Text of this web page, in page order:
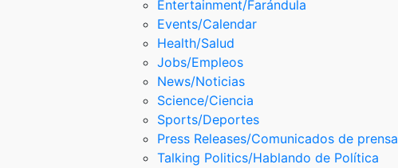
Entertainment/Farándula
Events/Calendar
Health/Salud
Jobs/Empleos
News/Noticias
Science/Ciencia
Sports/Deportes
Press Releases/Comunicados de prensa
Talking Politics/Hablando de Política